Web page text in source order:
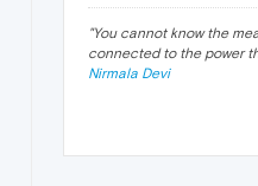
"You cannot know the
connected to the power
Nirmala Devi